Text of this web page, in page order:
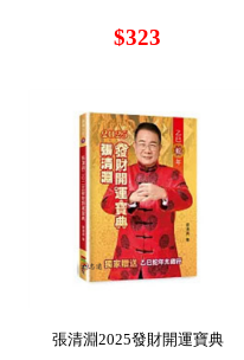
$323
張清淵2025發財開運寶典